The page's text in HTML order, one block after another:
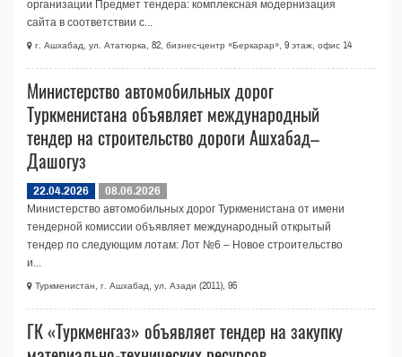
организации Предмет тендера: комплексная модернизация
сайта в соответствии с...
г. Ашхабад, ул. Ататюрка, 82, бизнес-центр «Беркарар», 9 этаж, офис 14
Министерство автомобильных дорог
Туркменистана объявляет международный
тендер на строительство дороги Ашхабад–
Дашогуз
22.04.2026
08.06.2026
Министерство автомобильных дорог Туркменистана от имени
тендерной комиссии объявляет международный открытый
тендер по следующим лотам: Лот №6 – Новое строительство
и...
Туркменистан, г. Ашхабад, ул. Азади (2011), 95
ГК «Туркменгаз» объявляет тендер на закупку